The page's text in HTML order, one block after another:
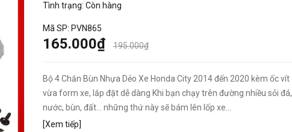
Tình trạng: Còn hàng
Mã SP: PVN865
165.000₫ 195.000₫
Bộ 4 Chắn Bùn Nhựa Dẻo Xe Honda City 2014 đến 2020 kèm ốc vít
vừa form xe, lắp đặt dễ dàng Khi bạn chạy trên đường nhiều sỏi đá,
nước, bùn, đất... những thứ này sẽ bám lên lốp xe...
[Xem tiếp]